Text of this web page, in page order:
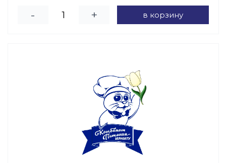
-
+ в корзину